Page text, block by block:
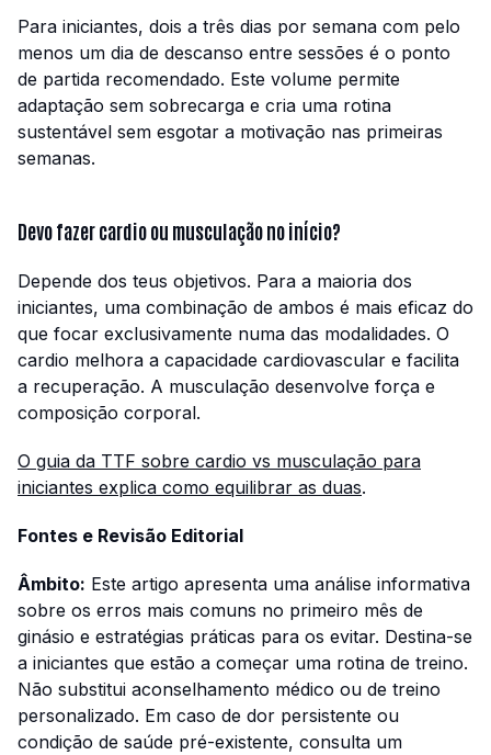
Para iniciantes, dois a três dias por semana com pelo
menos um dia de descanso entre sessões é o ponto
de partida recomendado. Este volume permite
adaptação sem sobrecarga e cria uma rotina
sustentável sem esgotar a motivação nas primeiras
semanas.
Devo fazer cardio ou musculação no início?
Depende dos teus objetivos. Para a maioria dos
iniciantes, uma combinação de ambos é mais eficaz do
que focar exclusivamente numa das modalidades. O
cardio melhora a capacidade cardiovascular e facilita
a recuperação. A musculação desenvolve força e
composição corporal.
O guia da TTF sobre cardio vs musculação para
iniciantes explica como equilibrar as duas.
Fontes e Revisão Editorial
Âmbito: Este artigo apresenta uma análise informativa
sobre os erros mais comuns no primeiro mês de
ginásio e estratégias práticas para os evitar. Destina-se
a iniciantes que estão a começar uma rotina de treino.
Não substitui aconselhamento médico ou de treino
personalizado. Em caso de dor persistente ou
condição de saúde pré-existente, consulta um